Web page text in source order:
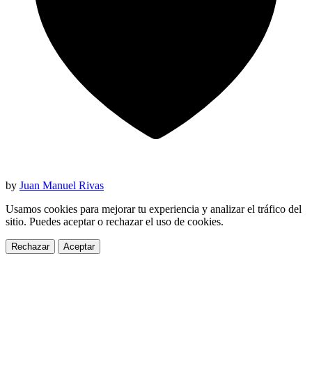
by Juan Manuel Rivas
Usamos cookies para mejorar tu experiencia y analizar el tráfico del
sitio. Puedes aceptar o rechazar el uso de cookies.
Rechazar Aceptar